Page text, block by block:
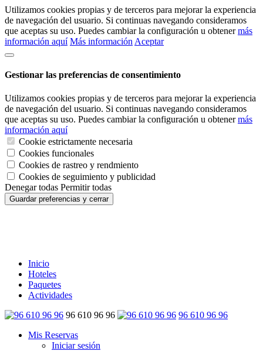
Utilizamos cookies propias y de terceros para mejorar la experiencia
de navegación del usuario. Si continuas navegando consideramos
que aceptas su uso. Puedes cambiar la configuración u obtenermás
información aquí Más información Aceptar
Gestionar las preferencias de consentimiento
Utilizamos cookies propias y de terceros para mejorar la experiencia
de navegación del usuario. Si continuas navegando consideramos
que aceptas su uso. Puedes cambiar la configuración u obtenermás
información aquí
Cookie estrictamente necesaria
Cookies funcionales
Cookies de rastreo y rendmiento
Cookies de seguimiento y publicidad
Denegar todas Permitir todas
Guardar preferencias y cerrar
Inicio
Hoteles
Paquetes
Actividades
96 610 96 96
96 610 96 96
Mis Reservas
Iniciar sesión